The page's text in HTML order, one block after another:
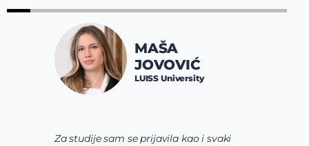
Za studije sam se prijavila kao i svaki
MAŠA
JOVOVIĆ
LUISS University